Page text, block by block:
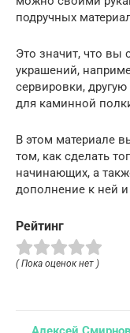
подручных
Это значит, что вы
украшений,
сервировки,
для каминной
В этом материале
том, как сделать
начинающих, а
дополнение к ней
Рейтинг
( Пока оценок нет )